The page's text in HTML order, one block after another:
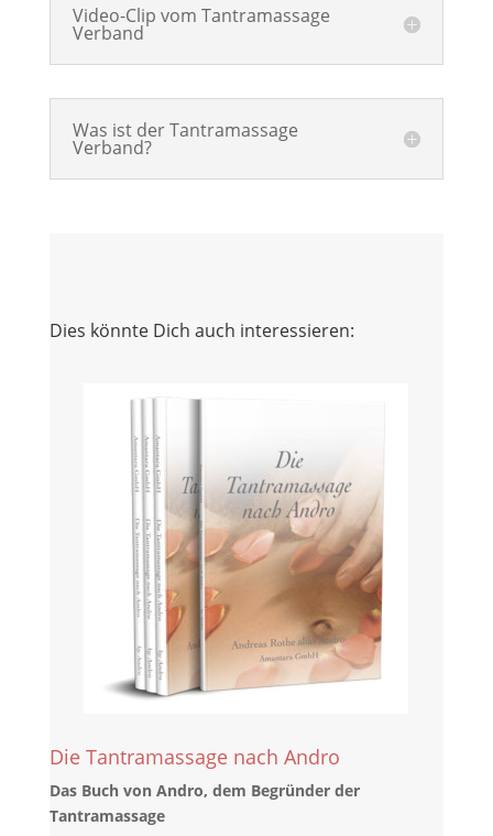
Video-Clip vom Tantramassage
Verband
Was ist der Tantramassage
Verband?
Dies könnte Dich auch interessieren:
Die Tantramassage nach Andro
Das Buch von Andro, dem Begründer der
Tantramassage